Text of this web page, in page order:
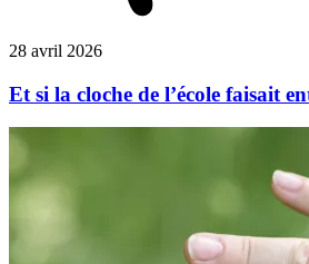
28 avril 2026
Et si la cloche de l’école faisait